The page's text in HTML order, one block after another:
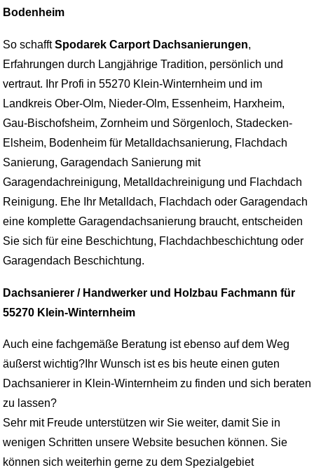
Bodenheim
So schafftSpodarek Carport Dachsanierungen,
Erfahrungen durch Langjährige Tradition, persönlich und
vertraut. Ihr Profi in 55270 Klein-Winternheim und im
Landkreis Ober-Olm, Nieder-Olm, Essenheim, Harxheim,
Gau-Bischofsheim, Zornheim und Sörgenloch, Stadecken-
Elsheim, Bodenheim für Metalldachsanierung, Flachdach
Sanierung, Garagendach Sanierung mit
Garagendachreinigung, Metalldachreinigung und Flachdach
Reinigung. Ehe Ihr Metalldach, Flachdach oder Garagendach
eine komplette Garagendachsanierung braucht, entscheiden
Sie sich für eine Beschichtung, Flachdachbeschichtung oder
Garagendach Beschichtung.
Dachsanierer / Handwerker und Holzbau Fachmann für
55270 Klein-Winternheim
Auch eine fachgemäße Beratung ist ebenso auf dem Weg
äußerst wichtig?Ihr Wunsch ist es bis heute einen guten
Dachsanierer in Klein-Winternheim zu finden und sich beraten
zu lassen?
Sehr mit Freude unterstützen wir Sie weiter, damit Sie in
wenigen Schritten unsere Website besuchen können. Sie
können sich weiterhin gerne zu dem Spezialgebiet